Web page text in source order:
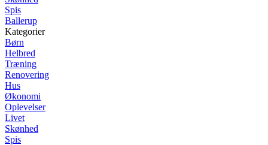
Spis
Ballerup
Kategorier
Børn
Helbred
Træning
Renovering
Hus
Økonomi
Oplevelser
Livet
Skønhed
Spis